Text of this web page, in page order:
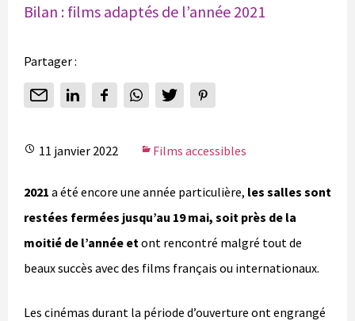
Bilan : films adaptés de l’année 2021
Partager :
11 janvier 2022 Films accessibles
2021 a été encore une année particulière, les salles sont
restées fermées jusqu’au 19 mai, soit près de la
moitié de l’année et ont rencontré malgré tout de
beaux succès avec des films français ou internationaux.
Les cinémas durant la période d’ouverture ont engrangé